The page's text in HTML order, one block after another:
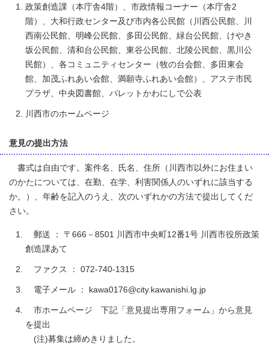
政策創造課（本庁舎4階）、市政情報コーナー（本庁舎2
階）、大和行政センター及び市内各公民館（川西公民館、川
西南公民館、明峰公民館、多田公民館、緑台公民館、けやき
坂公民館、清和台公民館、東谷公民館、北陵公民館、黒川公
民館）、各コミュニティセンター（牧の台会館、多田東会
館、加茂ふれあい会館、満願寺ふれあい会館）、アステ市民
プラザ、中央図書館、パレットかわにしで公表
川西市のホームページ
意見の提出方法
書式は自由です。案件名、氏名、住所（川西市以外にお住まい
のかたについては、在勤、在学、利害関係人のいずれに該当する
か。）、年齢を記入のうえ、次のいずれかの方法で提出してくだ
さい。
郵送 ： 〒666－8501 川西市中央町12番1号 川西市役所政策
創造課あて
ファクス ： 072-740-1315
電子メール ： kawa0176@city.kawanishi.lg.jp
市ホームページ 下記「意見提出専用フォーム」から意見
を提出
(注)募集は締めきりました。